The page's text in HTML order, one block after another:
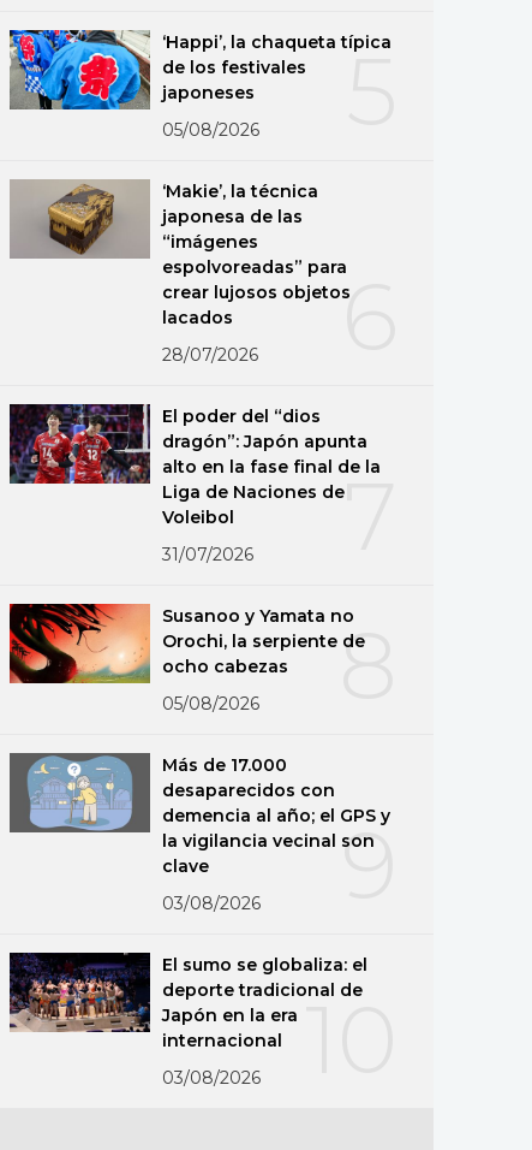
5
‘Happi’, la chaqueta típica
de los festivales
japoneses
05/08/2026
6
‘Makie’, la técnica
japonesa de las
“imágenes
espolvoreadas” para
crear lujosos objetos
lacados
28/07/2026
7
El poder del “dios
dragón”: Japón apunta
alto en la fase final de la
Liga de Naciones de
Voleibol
31/07/2026
8
Susanoo y Yamata no
Orochi, la serpiente de
ocho cabezas
05/08/2026
9
Más de 17.000
desaparecidos con
demencia al año; el GPS y
la vigilancia vecinal son
clave
03/08/2026
El sumo se globaliza: el
deporte tradicional de
Japón en la era
internacional
03/08/2026